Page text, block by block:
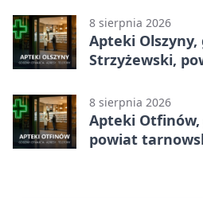
8 sierpnia 2026
Apteki
Strzyżewski,
8 sierpnia 2026
Apteki Otfinów,
powiat